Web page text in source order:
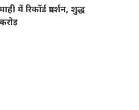
में रिकॉर्ड प्रदर्शन, शुद्ध